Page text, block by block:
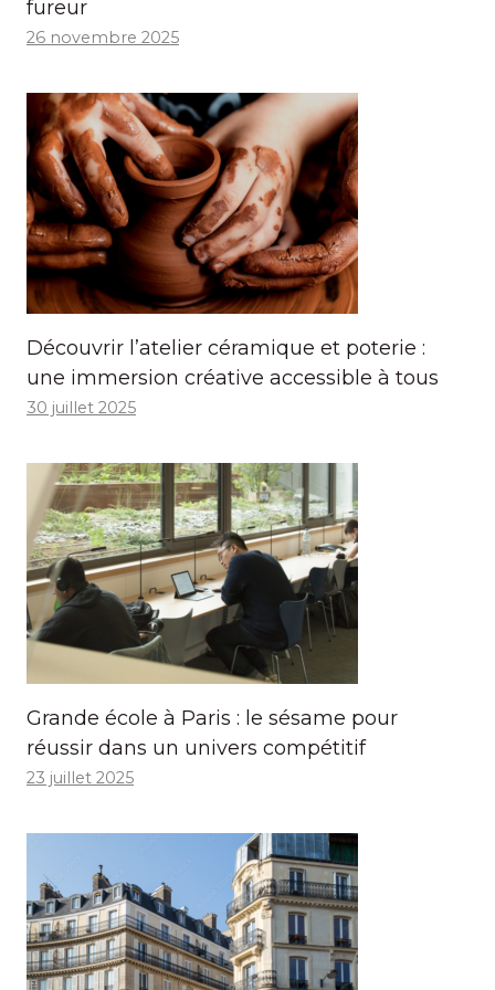
fureur
26 novembre 2025
Découvrir l’atelier céramique et poterie :
une immersion créative accessible à tous
30 juillet 2025
Grande école à Paris : le sésame pour
réussir dans un univers compétitif
23 juillet 2025